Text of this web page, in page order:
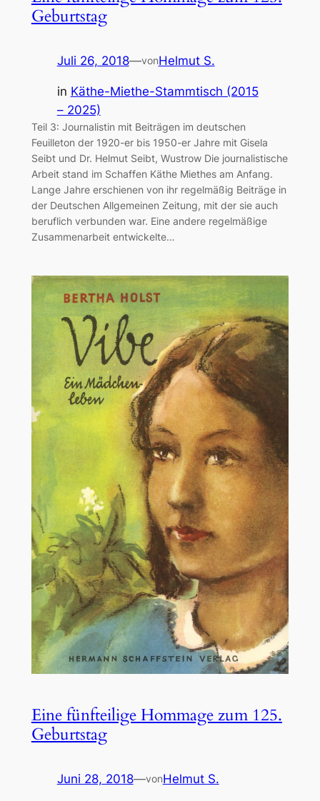
Geburtstag
Juli 26, 2018—vonHelmut S.
in Käthe-Miethe-Stammtisch (2015
– 2025)
Teil 3: Journalistin mit Beiträgen im deutschen
Feuilleton der 1920-er bis 1950-er Jahre mit Gisela
Seibt und Dr. Helmut Seibt, Wustrow Die journalistische
Arbeit stand im Schaffen Käthe Miethes am Anfang.
Lange Jahre erschienen von ihr regelmäßig Beiträge in
der Deutschen Allgemeinen Zeitung, mit der sie auch
beruflich verbunden war. Eine andere regelmäßige
Zusammenarbeit entwickelte…
Eine fünfteilige Hommage zum 125.
Geburtstag
Juni 28, 2018—vonHelmut S.